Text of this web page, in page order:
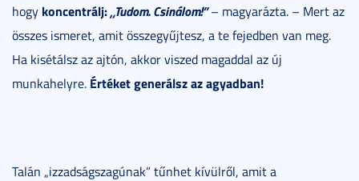
hogy koncentrálj:„Tudom. Csinálom!”– magyarázta. – Mert az
összes ismeret, amit összegyűjtesz, a te fejedben van meg.
Ha kisétálsz az ajtón, akkor viszed magaddal az új
munkahelyre. Értéket generálsz az agyadban!
Talán „izzadságszagúnak” tűnhet kívülről, amit a